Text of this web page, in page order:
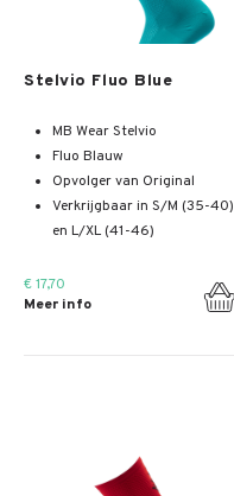
Stelvio Fluo Blue
MB Wear Stelvio
Fluo Blauw
Opvolger van Original
Verkrijgbaar in S/M (35-40)
en L/XL (41-46)
€ 17,70
Meer info